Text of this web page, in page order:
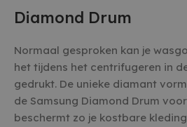
Diamond Drum
Normaal gesproken kan je
het tijdens het centrifugeren in
gedrukt. De unieke diamant
de Samsung Diamond Drum
beschermt zo je kostbare